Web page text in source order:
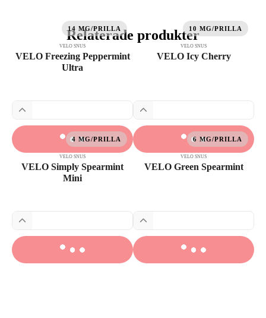
Relaterade produkter
14 MG/PRILLA
VELO SNUS
VELO Freezing Peppermint
Ultra
10 MG/PRILLA
VELO SNUS
VELO Icy Cherry
4 MG/PRILLA
VELO SNUS
VELO Simply Spearmint
Mini
6 MG/PRILLA
VELO SNUS
VELO Green Spearmint